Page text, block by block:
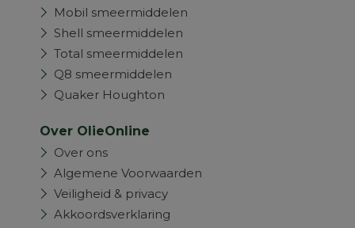
Mobil smeermiddelen
Shell smeermiddelen
Total smeermiddelen
Q8 smeermiddelen
Quaker Houghton
Over OlieOnline
Over ons
Algemene Voorwaarden
Veiligheid & privacy
Akkoordsverklaring